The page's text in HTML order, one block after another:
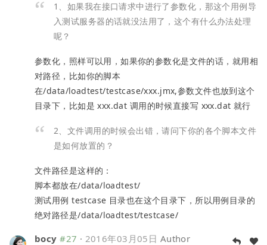
1、如果我在接口请求中进行了参数化，那这个用例导
入测试服务器的话就没法用了，这个有什么办法处理
呢？
参数化，照样可以用，如果你的参数化是文件的话，就用相
对路径，比如你的脚本
在/data/loadtest/testcase/xxx.jmx,参数文件也放到这个
目录下，比如是 xxx.dat 调用的时候直接写 xxx.dat 就行
2、文件调用的时候会出错，请问下你的各个脚本文件
是如何放置的？
文件路径是这样的：
脚本都放在/data/loadtest/
测试用例 testcase 目录也在这个目录下，所以用例目录的
绝对路径是/data/loadtest/testcase/
bocy #27 · 2016年03月05日 Author